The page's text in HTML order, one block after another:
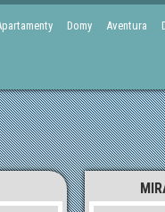
Domy Aventura